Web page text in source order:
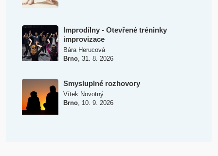
Improdílny - Otevřené tréninky
improvizace
Bára Herucová
Brno, 31. 8. 2026
Smysluplné rozhovory
Vítek Novotný
Brno, 10. 9. 2026